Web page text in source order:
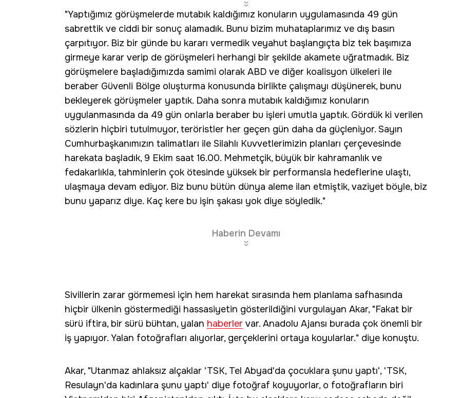
"Yaptığımız görüşmelerde mutabık kaldığımız konuların uygulamasında 49 gün
sabrettik ve ciddi bir sonuç alamadık. Bunu bizim muhataplarımız ve dış basın
çarpıtıyor. Biz bir günde bu kararı vermedik veyahut başlangıçta biz tek başımıza
girmeye karar verip de görüşmeleri herhangi bir şekilde akamete uğratmadık. Biz
görüşmelere başladığımızda samimi olarak ABD ve diğer koalisyon ülkeleri ile
beraber Güvenli Bölge oluşturma konusunda birlikte çalışmayı düşünerek, bunu
bekleyerek görüşmeler yaptık. Daha sonra mutabık kaldığımız konuların
uygulanmasında da 49 gün onlarla beraber bu işleri umutla yaptık. Gördük ki verilen
sözlerin hiçbiri tutulmuyor, teröristler her geçen gün daha da güçleniyor. Sayın
Cumhurbaşkanımızın talimatları ile Silahlı Kuvvetlerimizin planları çerçevesinde
harekata başladık, 9 Ekim saat 16.00. Mehmetçik, büyük bir kahramanlık ve
fedakarlıkla, tahminlerin çok ötesinde yüksek bir performansla hedeflerine ulaştı,
ulaşmaya devam ediyor. Biz bunu bütün dünya aleme ilan etmiştik, vaziyet böyle, biz
bunu yaparız diye. Kaç kere bu işin şakası yok diye söyledik."
Haberin Devamı
Sivillerin zarar görmemesi için hem harekat sırasında hem planlama safhasında
hiçbir ülkenin göstermediği hassasiyetin gösterildiğini vurgulayan Akar, "Fakat bir
sürü iftira, bir sürü bühtan, yalan haberler var. Anadolu Ajansı burada çok önemli bir
iş yapıyor. Yalan fotoğrafları alıyorlar, gerçeklerini ortaya koyularlar." diye konuştu.
Akar, "Utanmaz ahlaksız alçaklar 'TSK, Tel Abyad'da çocuklara şunu yaptı', 'TSK,
Resulayn'da kadınlara şunu yaptı' diye fotoğraf koyuyorlar, o fotoğrafların biri